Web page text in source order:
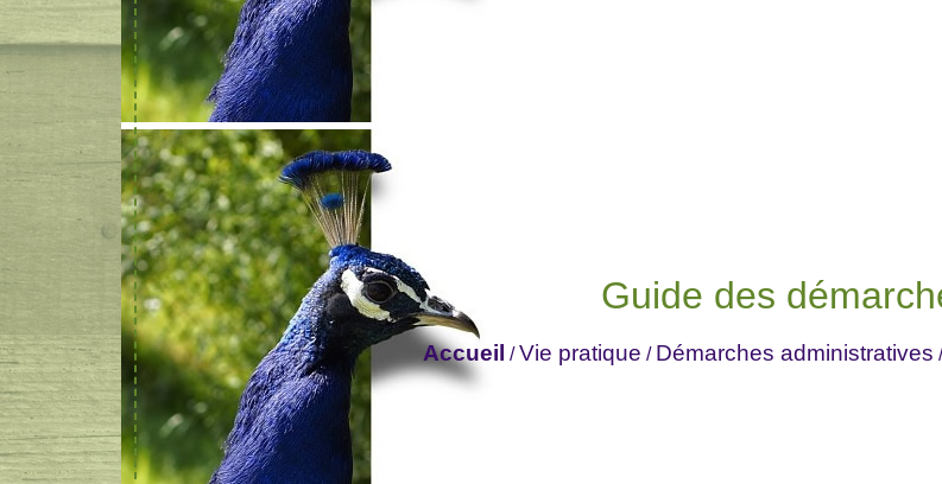
Guide des
Accueil /Vie pratique / Démarches administratives